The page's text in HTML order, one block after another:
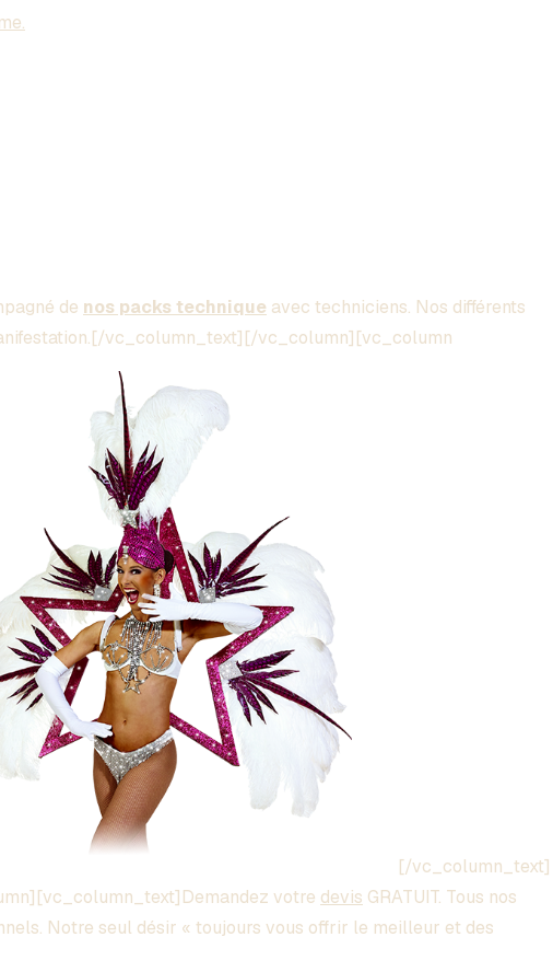
de nos packs technique avec techniciens. Nos différents
vc_column_text][/vc_column][vc_column
[/vc_column_text]
votre devis GRATUIT. Tous nos
Notre seul désir « toujours vous offrir le meilleur et des